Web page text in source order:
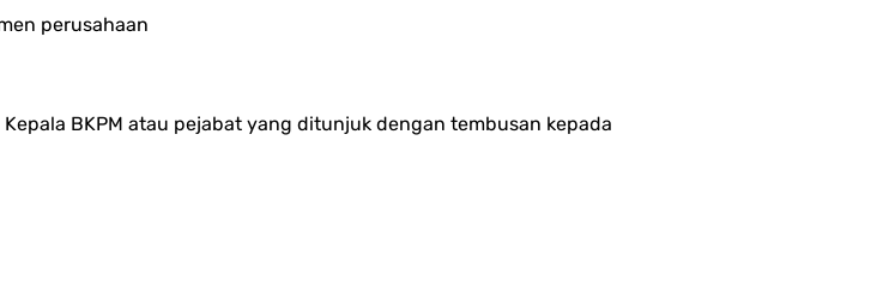
perusahaan
BKPM atau pejabat yang ditunjuk dengan tembusan kepada